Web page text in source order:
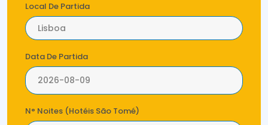
Local De Partida
Data De Partida
N° Noites (Hotéis São Tomé)